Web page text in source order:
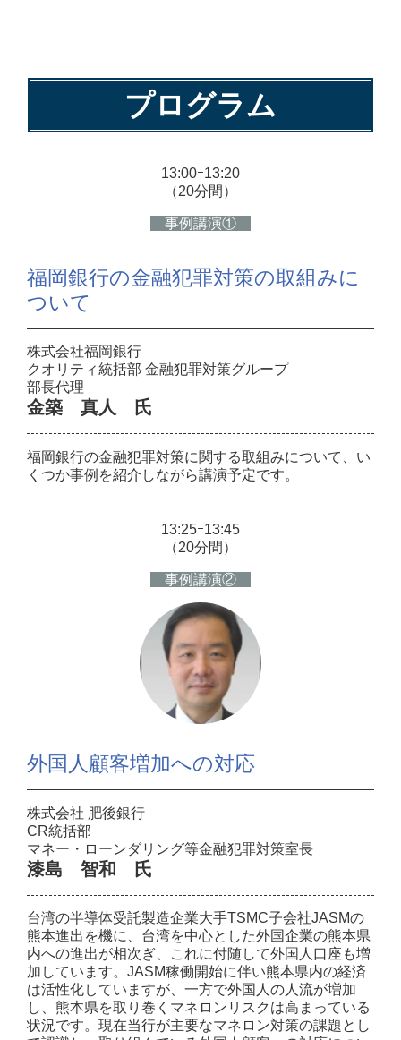
プログラム
13:00ｰ13:20
（20分間）
事例講演①
福岡銀行の金融犯罪対策の取組みに
ついて
株式会社福岡銀行
クオリティ統括部 金融犯罪対策グループ
部長代理
金築 真人 氏
福岡銀行の金融犯罪対策に関する取組みについて、い
くつか事例を紹介しながら講演予定です。
13:25ｰ13:45
（20分間）
事例講演②
外国人顧客増加への対応
株式会社 肥後銀行
CR統括部
マネー・ローンダリング等金融犯罪対策室長
漆島 智和 氏
台湾の半導体受託製造企業大手TSMC子会社JASMの
熊本進出を機に、台湾を中心とした外国企業の熊本県
内への進出が相次ぎ、これに付随して外国人口座も増
加しています。JASM稼働開始に伴い熊本県内の経済
は活性化していますが、一方で外国人の人流が増加
し、熊本県を取り巻くマネロンリスクは高まっている
状況です。現在当行が主要なマネロン対策の課題とし